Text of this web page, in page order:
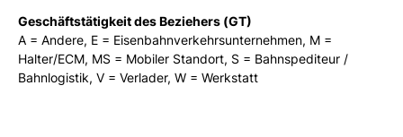
Geschäftstätigkeit des Beziehers (GT)
A = Andere, E = Eisenbahnverkehrsunternehmen, M =
Halter/ECM, MS = Mobiler Standort, S = Bahnspediteur /
Bahnlogistik, V = Verlader, W = Werkstatt